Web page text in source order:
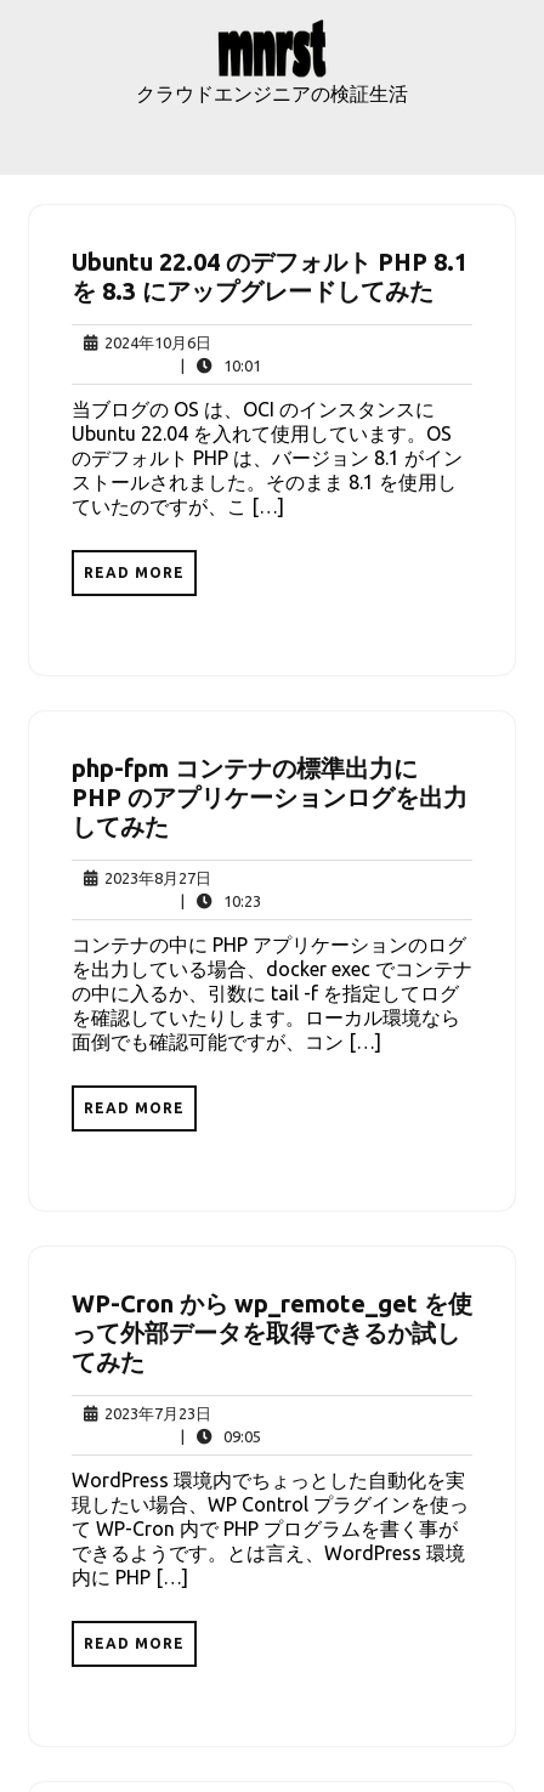
クラウドエンジニアの検証生活
Ubuntu 22.04 のデフォルト PHP 8.1
を 8.3 にアップグレードしてみた
2024年10月6日
年
10
月
6
日
10:01
当ブログの OS は、OCI のインスタンスに
Ubuntu 22.04 を入れて使用しています。OS
のデフォルト PHP は、バージョン 8.1 がイン
ストールされました。そのまま 8.1 を使用し
ていたのですが、こ […]
READ MORE
php-fpm コンテナの標準出力に
PHP のアプリケーションログを出力
してみた
2023年8月27日
年
8
月
27
日
10:23
コンテナの中に PHP アプリケーションのログ
を出力している場合、docker exec でコンテナ
の中に入るか、引数に tail -f を指定してログ
を確認していたりします。ローカル環境なら
面倒でも確認可能ですが、コン […]
READ MORE
WP-Cron から wp_remote_get を使
って外部データを取得できるか試し
てみた
2023年7月23日
年
7
月
23
日
09:05
WordPress 環境内でちょっとした自動化を実
現したい場合、WP Control プラグインを使っ
て WP-Cron 内で PHP プログラムを書く事が
できるようです。とは言え、WordPress 環境
内に PHP […]
READ MORE